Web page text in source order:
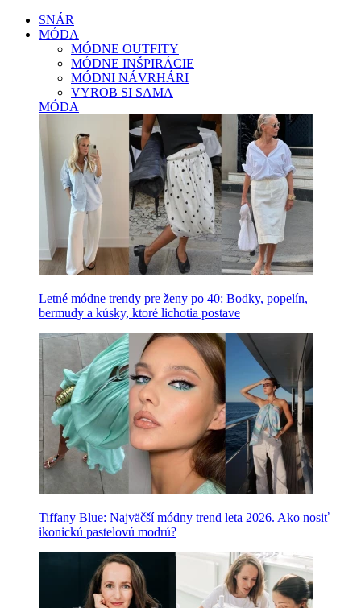
SNÁR
MÓDA
MÓDNE OUTFITY
MÓDNE INŠPIRÁCIE
MÓDNI NÁVRHÁRI
VYROB SI SAMA
MÓDA
Letné módne trendy pre ženy po 40: Bodky, popelín,
bermudy a kúsky, ktoré lichotia postave
Tiffany Blue: Najväčší módny trend leta 2026. Ako nosiť
ikonickú pastelovú modrú?